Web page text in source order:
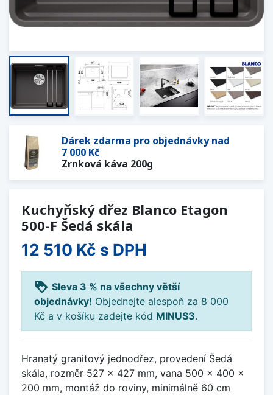
Dárek zdarma pro objednávky nad
7 000 Kč
Zrnková káva 200g
Kuchyňský dřez Blanco Etagon
500-F Šedá skála
12 510 Kč s DPH
loyalty Sleva 3 % na všechny větší
objednávky! Objednejte alespoň za 8 000
Kč a v košíku zadejte kód MINUS3.
Hranatý granitový jednodřez, provedení Šedá
skála, rozměr 527 x 427 mm, vana 500 x 400 x
200 mm, montáž do roviny, minimálně 60 cm